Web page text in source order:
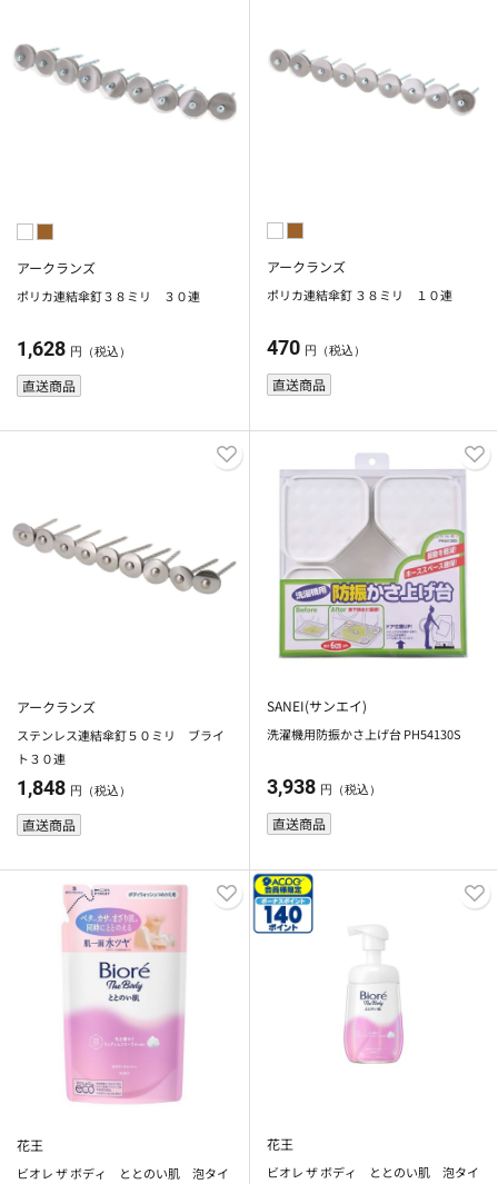
アークランズ
ポリカ連結傘釘３８ミリ ３０連
1,628 円（税込）
直送商品
アークランズ
ポリカ連結傘釘 ３８ミリ １０連
470 円（税込）
直送商品
アークランズ
ステンレス連結傘釘５０ミリ ブライ
ト３０連
1,848 円（税込）
直送商品
SANEI(サンエイ)
洗濯機用防振かさ上げ台 PH54130S
3,938 円（税込）
直送商品
花王
ビオレ ザ ボディ ととのい肌 泡タイ
花王
ビオレ ザ ボディ ととのい肌 泡タイ